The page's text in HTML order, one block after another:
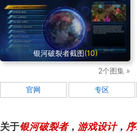
银河破裂者截图(10)
2个图集 »
官网 专区
关于银河破裂者， 游戏设计，